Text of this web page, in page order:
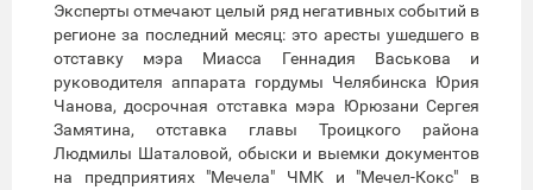
Эксперты отмечают целый ряд негативных событий в
регионе за последний месяц: это аресты ушедшего в
отставку мэра Миасса Геннадия Васькова и
руководителя аппарата гордумы Челябинска Юрия
Чанова, досрочная отставка мэра Юрюзани Сергея
Замятина, отставка главы Троицкого района
Людмилы Шаталовой, обыски и выемки документов
на предприятиях "Мечела" ЧМК и "Мечел-Кокс" в